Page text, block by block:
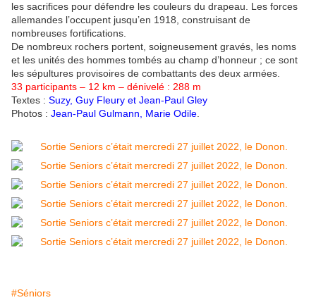
les sacrifices pour défendre les couleurs du drapeau. Les forces
allemandes l’occupent jusqu’en 1918, construisant de
nombreuses fortifications.
De nombreux rochers portent, soigneusement gravés, les noms
et les unités des hommes tombés au champ d’honneur ; ce sont
les sépultures provisoires de combattants des deux armées.
33 participants – 12 km – dénivelé : 288 m
Textes : Suzy, Guy Fleury et Jean-Paul Gley
Photos : Jean-Paul Gulmann, Marie Odile
#Séniors